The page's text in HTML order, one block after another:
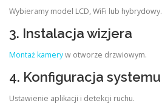
Wybieramy model LCD, WiFi lub hybrydowy.
3. Instalacja wizjera
Montaż kameryw otworze drzwiowym.
4. Konfiguracja systemu
Ustawienie aplikacji i detekcji ruchu.